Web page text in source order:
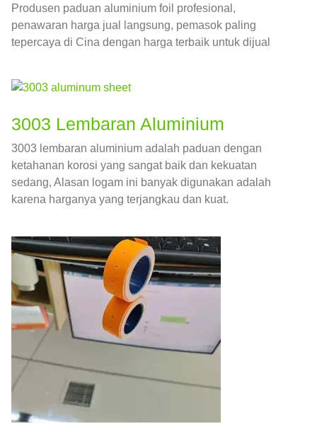
Produsen paduan aluminium foil profesional,
penawaran harga jual langsung, pemasok paling
tepercaya di Cina dengan harga terbaik untuk dijual
3003 Lembaran Aluminium
3003 lembaran aluminium adalah paduan dengan
ketahanan korosi yang sangat baik dan kekuatan
sedang, Alasan logam ini banyak digunakan adalah
karena harganya yang terjangkau dan kuat.